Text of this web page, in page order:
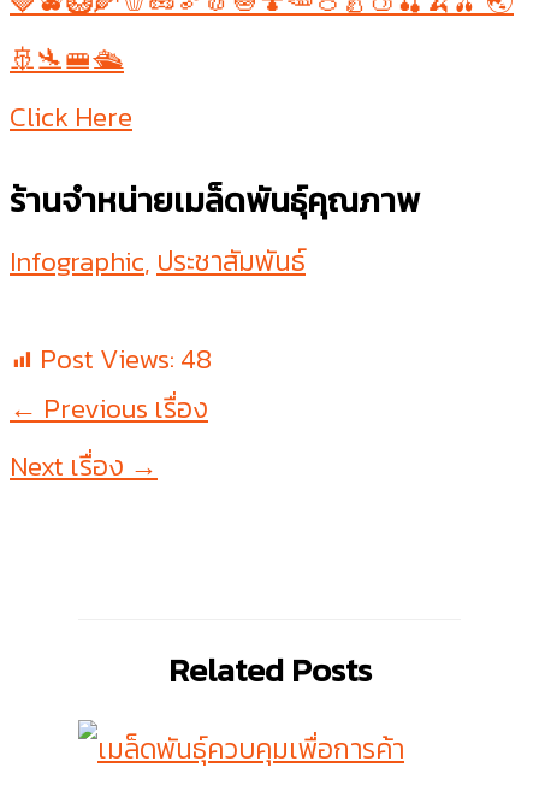
🚢🛬🚝🛳
Click Here
ร้านจำหน่ายเมล็ดพันธุ์คุณภาพ
Infographic, ประชาสัมพันธ์
Post Views: 48
← Previous เรื่อง
Next เรื่อง →
Related Posts